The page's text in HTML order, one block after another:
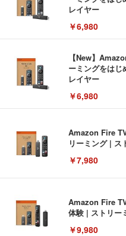
レイヤー
￥6,980
【New】
ーミングをは
レイヤー
￥6,980
Amazon Fire
リーミング | ス
￥7,980
Amazon Fire
体験 | ストリー
￥9,980